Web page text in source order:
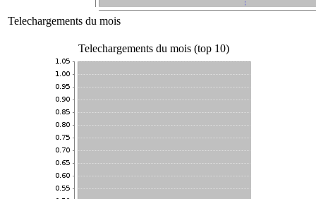
Telechargements du mois
Telechargements du mois (top 10)